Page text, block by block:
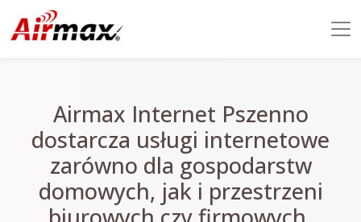
Airmax Internet Pszenno
dostarcza usługi internetowe
zarówno dla gospodarstw
domowych, jak i przestrzeni